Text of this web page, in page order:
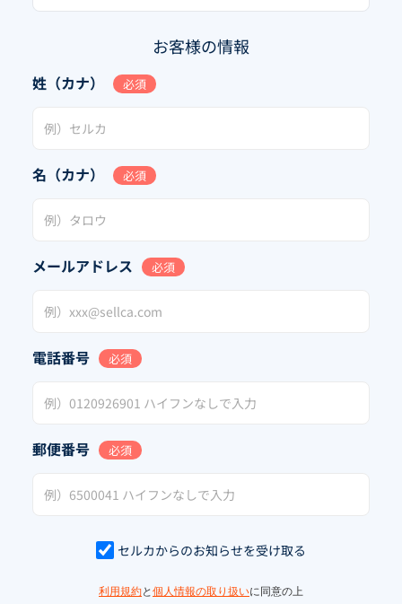
お客様の情報
姓（カナ） 必須
名（カナ） 必須
メールアドレス 必須
電話番号 必須
郵便番号 必須
セルカからのお知らせを受け取る
利用規約と 個人情報の取り扱いに同意の上